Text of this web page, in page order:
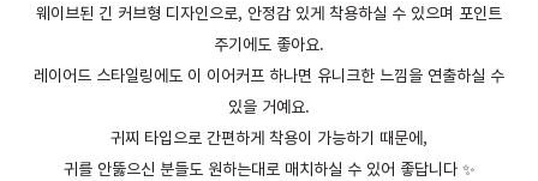
웨이브된 긴 커브형 디자인으로, 안정감 있게 착용하실 수 있으며 포인트
주기에도 좋아요.
레이어드 스타일링에도 이 이어커프 하나면 유니크한 느낌을 연출하실 수
있을 거예요.
귀찌 타입으로 간편하게 착용이 가능하기 때문에,
귀를 안뚫으신 분들도 원하는대로 매치하실 수 있어 좋답니다 ✨